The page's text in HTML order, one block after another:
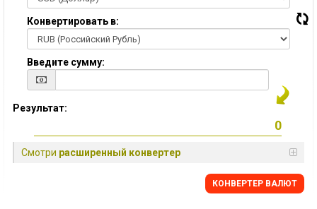
Конвертировать в:
Введите сумму:
Результат:
Смотри расширенный конвертер
КОНВЕРТЕР ВАЛЮТ